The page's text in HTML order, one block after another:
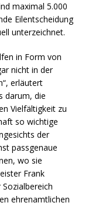
maximal 5.000
Eilentscheidung
unterzeichnet.
in Form von
nicht in der
erläutert
darum, die
Vielfältigkeit zu
so wichtige
der
passgenaue
wo sie
Frank
ehrenamtlichen